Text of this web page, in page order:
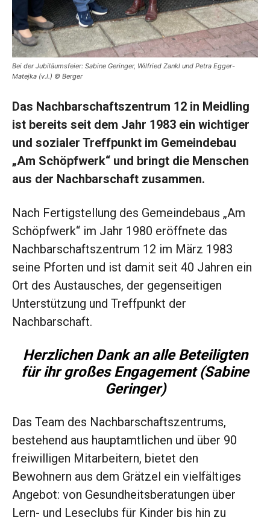
Bei der Jubiläumsfeier: Sabine Geringer, Wilfried Zankl und Petra Egger-
Matejka (v.l.) © Berger
Das Nachbarschaftszentrum 12 in Meidling
ist bereits seit dem Jahr 1983 ein wichtiger
und sozialer Treffpunkt im Gemeindebau
„Am Schöpfwerk“ und bringt die Menschen
aus der Nachbarschaft zusammen.
Nach Fertigstellung des Gemeindebaus „Am
Schöpfwerk“ im Jahr 1980 eröffnete das
Nachbarschaftszentrum 12 im März 1983
seine Pforten und ist damit seit 40 Jahren ein
Ort des Austausches, der gegenseitigen
Unterstützung und Treffpunkt der
Nachbarschaft.
Herzlichen Dank an alle Beteiligten
für ihr großes Engagement (Sabine
Geringer)
Das Team des Nachbarschaftszentrums,
bestehend aus hauptamtlichen und über 90
freiwilligen Mitarbeitern, bietet den
Bewohnern aus dem Grätzel ein vielfältiges
Angebot: von Gesundheitsberatungen über
Lern- und Leseclubs für Kinder bis hin zu